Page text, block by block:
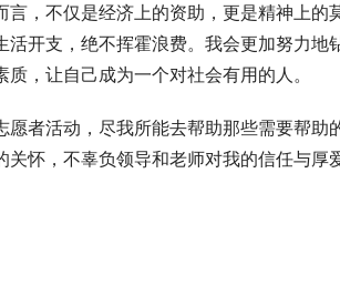
，不仅是经济上的资助，更是精神上的
开支，绝不挥霍浪费。我会更加努力地
，让自己成为一个对社会有用的人。
者活动，尽我所能去帮助那些需要帮助
怀，不辜负领导和老师对我的信任与厚爱